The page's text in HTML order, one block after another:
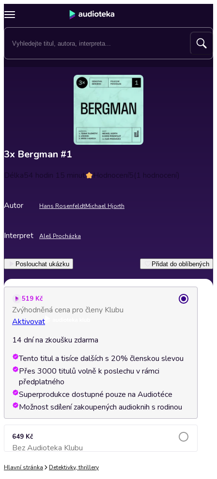
3x Bergman #1
Délka54 hodin 15 minut Hodnocení5(1 hodnocení)
Autor Hans RosenfeldtMichael Hjorth
Interpret Aleš Procházka
Poslouchat ukázku Přidat do oblíbených
519 Kč
Zvýhodněná cena pro členy Klubu
Aktivovat
14 dní na zkoušku zdarma
Tento titul a tisíce dalších s 20% členskou slevou
Přes 3000 titulů volně k poslechu v rámci
předplatného
Superprodukce dostupné pouze na Audiotéce
Možnost sdílení zakoupených audioknih s rodinou
649 Kč
Bez Audioteka KlubuPřidat do košíku
Hlavní stránka Detektivky, thrillery